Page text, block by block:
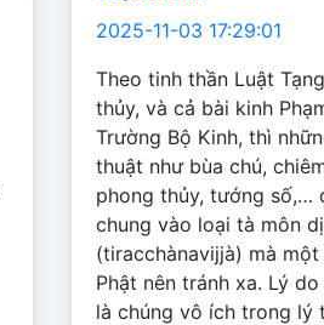
2025-11-03 17:29:01
Theo tinh thần Luật
thủy, và cả bài kinh
Trường Bộ Kinh, thì
thuật như bùa chú,
phong thủy, tướng số,…
chung vào loại tà môn
(tiracchànavijjà) mà
Phật nên tránh xa. Lý
là chúng vô ích trong lý